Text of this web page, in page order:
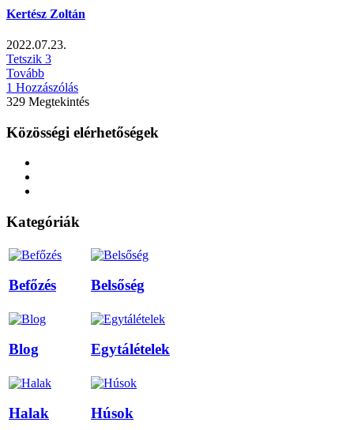
Kertész Zoltán
2022.07.23.
Tetszik 3
Tovább
1 Hozzászólás
329 Megtekintés
Közösségi elérhetőségek
Kategóriák
Befőzés Belsőség
Blog Egytálételek
Halak Húsok